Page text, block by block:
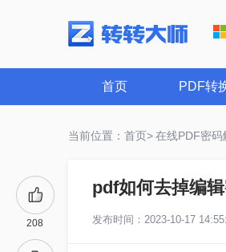
首页 PDF转
当前位置：首页> 在线PDF密码
208
pdf如何去掉编
发布时间：2023-10-17